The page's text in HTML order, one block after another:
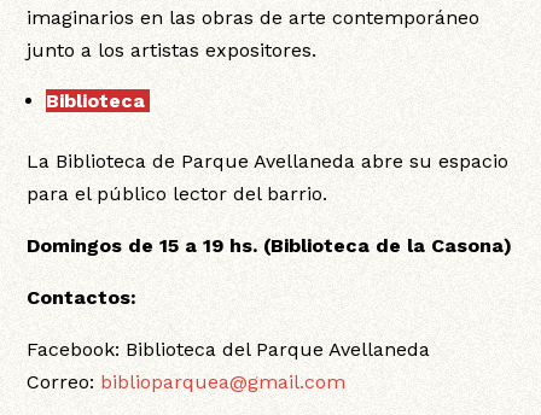
imaginarios en las obras de arte contemporáneo
junto a los artistas expositores.
Biblioteca
La Biblioteca de Parque Avellaneda abre su espacio
para el público lector del barrio.
Domingos de 15 a 19 hs. (Biblioteca de la Casona)
Contactos:
Facebook: Biblioteca del Parque Avellaneda
Correo: biblioparquea@gmail.com